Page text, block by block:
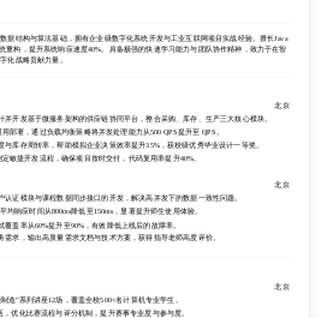
据结构与算法基础，拥有企业级数字化系统开发与工业互联网项目实战经验。擅长Java
重构，提升系统响应速度40%。具备极强的快速学习能力与团队协作精神，致力于在智
化战略贡献力量。
北京
开发基于微服务架构的供应链协同平台，整合采购、库存、生产三大核心模块。
部署，通过负载均衡策略将并发处理能力从500 QPS提升至 QPS。
库存周转率，帮助模拟企业决策效率提升35%，获校级优秀毕业设计一等奖。
敏捷开发流程，确保项目按时交付，代码复用率提升40%。
北京
证模块与课程数据同步接口的开发，解决高并发下的数据一致性问题。
响应时间从800ms降低至150ms，显著提升师生使用体验。
盖率从60%提升至90%，有效降低上线后的故障率。
求，输出高质量需求文档与技术方案，获得指导老师高度评价。
北京
造”系列讲座12场，覆盖全校500+名计算机专业学生。
优化比赛流程与评分机制，提升赛事专业度与参与度。